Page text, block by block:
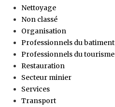
Nettoyage
Non classé
Organisation
Professionnels du batiment
Professionnels du tourisme
Restauration
Secteur minier
Services
Transport